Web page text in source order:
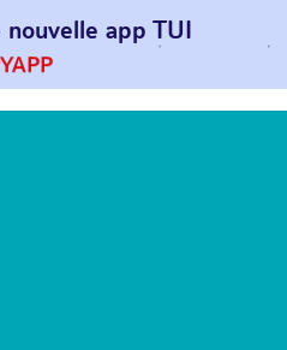
nouvelle app TUI
sur votreprochain